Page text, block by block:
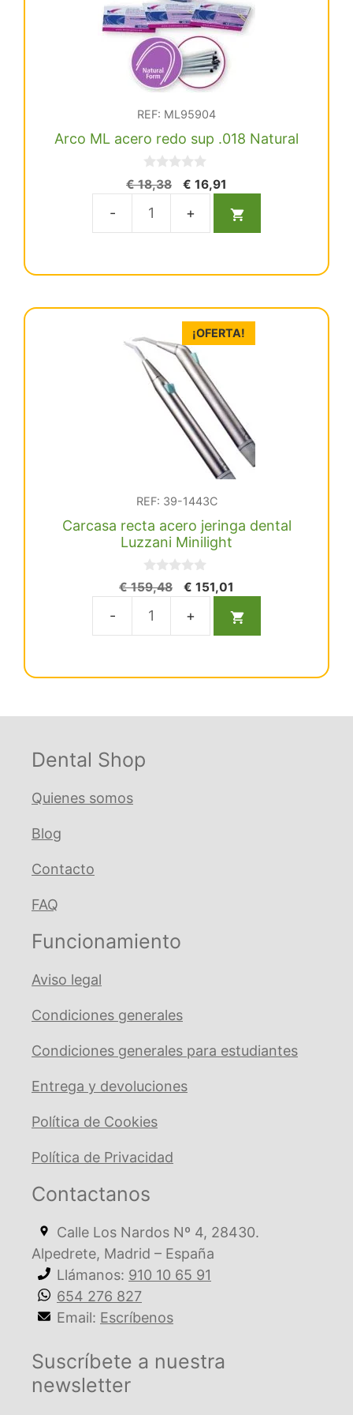
REF: ML95904
Arco ML acero redo sup .018 Natural
0
d
5
€18,38
El
original
era:
€ 16,91
actual
es:
Arco
sup
.018
Natural
¡OFERTA!
REF: 39-1443C
Carcasa recta acero jeringa dental
Luzzani Minilight
0
d
5
€159,48
El
original
era:
€ 151,01
actual
es:
Carcasa recta
Dental Shop
Quienes somos
Blog
Contacto
FAQ
Funcionamiento
Aviso legal
Condiciones generales
Condiciones generales para estudiantes
Entrega y devoluciones
Política de Cookies
Política de Privacidad
Contactanos
Calle Los Nardos Nº 4, 28430.
Alpedrete, Madrid – España
Llámanos: 910 10 65 91
654 276 827
Email: Escríbenos
Suscríbete a nuestra
newsletter